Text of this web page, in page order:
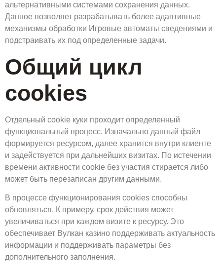
альтернативными системами сохранения данных.
Данное позволяет разрабатывать более адаптивные
механизмы обработки Игровые автоматы сведениями и
подстраивать их под определенные задачи.
Общий цикл
cookies
Отдельный cookie куки проходит определенный
функциональный процесс. Изначально данный файл
формируется ресурсом, далее хранится внутри клиенте
и задействуется при дальнейших визитах. По истечении
времени активности cookie без участия стирается либо
может быть перезаписан другим данными.
В процессе функционирования cookies способны
обновляться. К примеру, срок действия может
увеличиваться при каждом визите к ресурсу. Это
обеспечивает Вулкан казино поддерживать актуальность
информации и поддерживать параметры без
дополнительного заполнения.